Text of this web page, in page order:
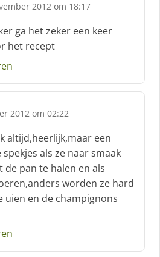
2012 om 18:17
ga het zeker een keer
het recept
2012 om 02:22
altijd,heerlijk,maar een
als ze naar smaak
de pan te halen en als
worden ze hard
uien en de champignons